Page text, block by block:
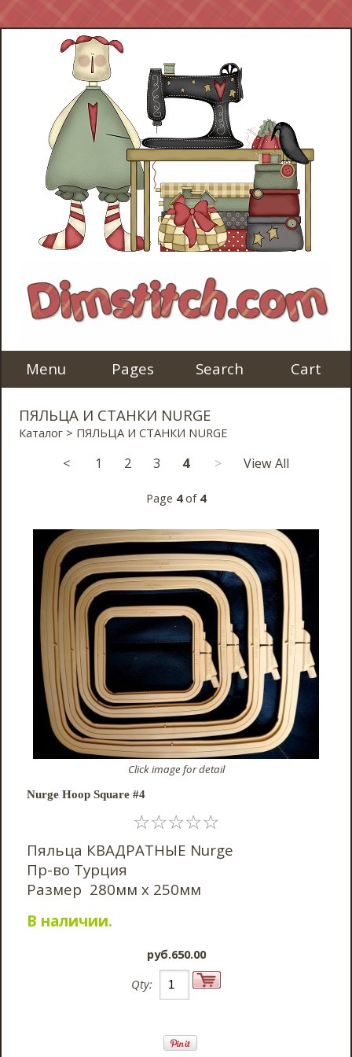
Menu Pages Search Cart
ПЯЛЬЦА И СТАНКИ NURGE
Каталог > ПЯЛЬЦА И СТАНКИ NURGE
< 1 2 3 4 > View All
Page 4of 4
Click image for detail
Nurge Hoop Square #4
☆☆☆☆☆
Пяльца КВАДРАТНЫЕ Nurge
Пр-во Турция
Размер 280мм х 250мм
В наличии.
pyб.650.00
Qty: